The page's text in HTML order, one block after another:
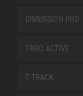
DIMENSION PRO
ERGO-ACTIVE
E-TRACK